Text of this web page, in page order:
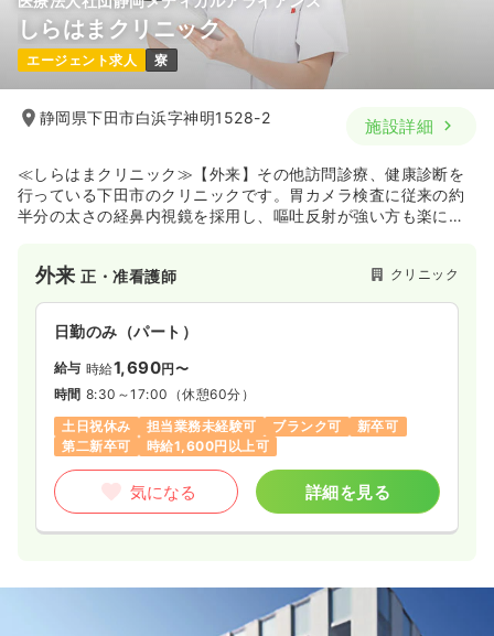
日勤のみ（パート）
給与 時給1,690円〜
時間 8:30～17:00（休憩60分）
時給1,600円以上可
気になる 詳細を見る
しらはまクリニック
エージェント求人 寮
静岡県下田市白浜字神明1528-2 施設詳細
≪しらはまクリニック≫【外来】その他訪問診療、健康診断を
行っている下田市のクリニックです。胃カメラ検査に従来の約
半分の太さの経鼻内視鏡を採用し、嘔吐反射が強い方も楽に受
受診者が質問できるわかりやすい検査を行う現場で働きたい方
にオススメです。
外来正・准看護師 クリニック
日勤のみ（パート）
給与 時給1,690円〜
時間 8:30～17:00 （休憩60分）
土日祝休み
担当業務未経験可 ブランク可
新卒可
第二新卒可
時給1,600円以上可
気になる 詳細を見る